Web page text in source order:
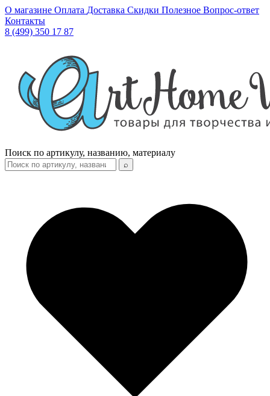
О магазине Оплата Доставка Скидки Полезное Вопрос-ответ
Контакты
8 (499) 350 17 87
Поиск по артикулу, названию, материалу
⌕